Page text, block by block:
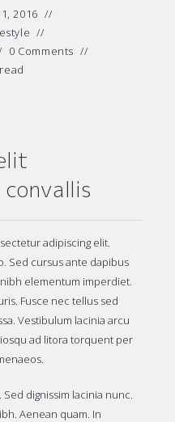
2016
0 Comments
adipiscing elit.
Sed cursus ante dapibus
elementum imperdiet.
Fusce nec tellus sed
Vestibulum lacinia arcu
ad litora torquent per
dignissim lacinia nunc.
Aenean quam. In